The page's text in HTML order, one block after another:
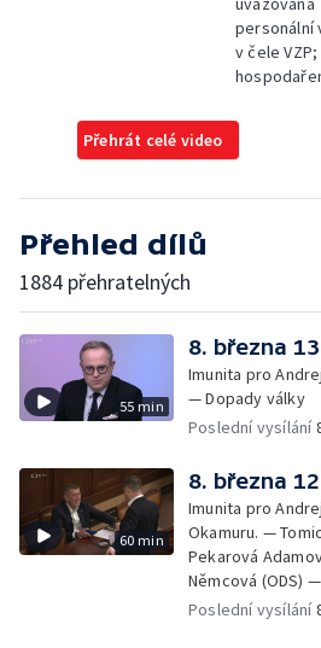
personální
v čele VZP;
Přehrát celé video
Přehled dílů
1884 přehratelných
55 min
8. března
Imunita pro
— Dopady války
Poslední vysílání
60 min
8. března
Imunita pro
Okamuru. —
Pekarová
Němcová (ODS)
Poslední vysílání